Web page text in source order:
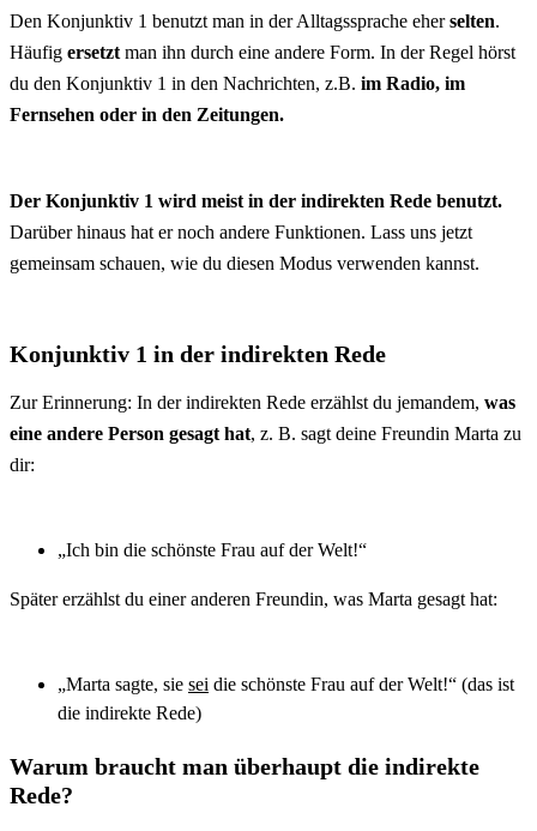
Den Konjunktiv 1 benutzt man in der Alltagssprache eherselten.
Häufig ersetzt man ihn durch eine andere Form. In der Regel hörst
du den Konjunktiv 1 in den Nachrichten, z.B. im Radio, im
Fernsehen oder in den Zeitungen.
Der Konjunktiv 1 wird meist in der indirekten Rede benutzt.
Darüber hinaus hat er noch andere Funktionen. Lass uns jetzt
gemeinsam schauen, wie du diesen Modus verwenden kannst.
Konjunktiv 1 in der indirekten Rede
Zur Erinnerung: In der indirekten Rede erzählst du jemandem, was
eine andere Person gesagt hat, z. B. sagt deine Freundin Marta zu
dir:
„Ich bin die schönste Frau auf der Welt!“
Später erzählst du einer anderen Freundin, was Marta gesagt hat:
„Marta sagte, sie sei die schönste Frau auf der Welt!“ (das ist
die indirekte Rede)
Warum braucht man überhaupt die indirekte
Rede?